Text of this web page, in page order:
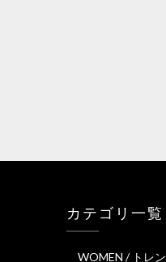
カテゴリ一覧
WOMEN / トレ